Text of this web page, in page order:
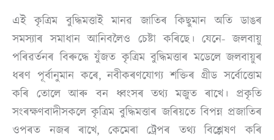
এই কৃত্ৰিম বুদ্ধিমত্তাই মানৱ জাতিৰ কিছুমান অতি ডাঙৰ
সমস্যাৰ সমাধান আনিবলৈও চেষ্টা কৰিছে। যেনে- জলবায়ু
পৰিৱৰ্তনৰ বিৰুদ্ধে যুঁজত কৃত্ৰিম বুদ্ধিমত্তাৰ মডেলে জলবায়ুৰ
ধৰণ পূৰ্বানুমান কৰে, নবীকৰণযোগ্য শক্তিৰ গ্ৰীড সৰ্বোত্তোম
কৰি তোলে আৰু বন ধ্বংসৰ তথ্য মজুত ৰাখে। প্ৰকৃতি
সংৰক্ষণবাদীসকলে কৃত্ৰিম বুদ্ধিমত্তাৰ জৰিয়তে বিপন্ন প্ৰজাতিৰ
ওপৰত নজৰ ৰাখে, কেমেৰা ট্ৰেপৰ তথ্য বিশ্লেষণ কৰি